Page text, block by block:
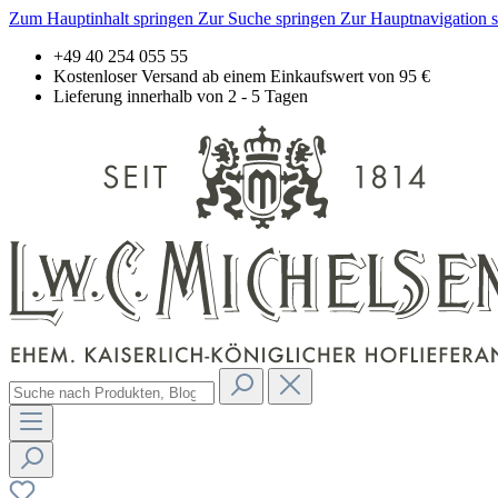
Zum Hauptinhalt springen Zur Suche springen Zur Hauptnavigation
+49 40 254 055 55
Kostenloser Versand ab einem Einkaufswert von 95 €
Lieferung innerhalb von 2 - 5 Tagen